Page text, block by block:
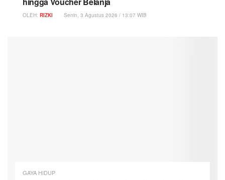
OLEH: RIZKI Senin, 3 Agustus 2026 / 13:07 WIB
GAYA HIDUP